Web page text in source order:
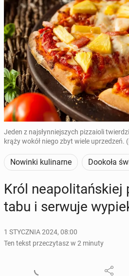
Jeden z najsłynniejszych pizzaioli
krąży wokół niego zbyt wiele uprzedzeń.
Nowinki kulinarne Dookoła
Król ne­apo­li­tań­skiej
tabu i serwuje
1 STYCZNIA 2024, 08:00
Ten tekst przeczytasz w 2 minuty